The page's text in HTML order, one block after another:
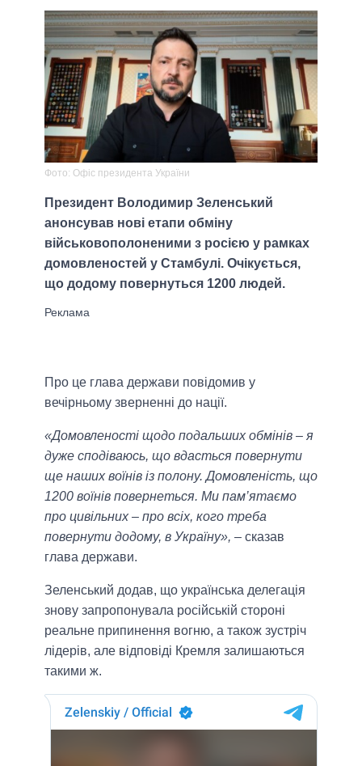
Фото: Офіс президента України
Президент Володимир Зеленський
анонсував нові етапи обміну
військовополоненими з росією у рамках
домовленостей у Стамбулі. Очікується,
що додому повернуться 1200 людей.
Про це глава держави повідомив у
вечірньому зверненні до нації.
«Домовленості щодо подальших обмінів – я
дуже сподіваюсь, що вдасться повернути
ще наших воїнів із полону. Домовленість, що
1200 воїнів повернеться. Ми пам’ятаємо
про цивільних – про всіх, кого треба
повернути додому, в Україну», – сказав
глава держави.
Зеленський додав, що українська делегація
знову запропонувала російській стороні
реальне припинення вогню, а також зустріч
лідерів, але відповіді Кремля залишаються
такими ж.